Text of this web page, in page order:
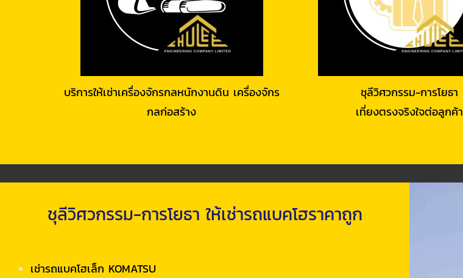
บริการให้เช่าเครื่องจักรกลหนักงานดิน เครื่องจักร
กลก่อสร้าง
ชุลีวิศวกรรม-การโยธา
เที่ยงตรงจริงใจต่อลูกค้า
ชุลีวิศวกรรม-การโยธา ให้เช่ารถแบคโฮราคาถูก
เช่ารถแบคโฮเล็ก KOMATSU